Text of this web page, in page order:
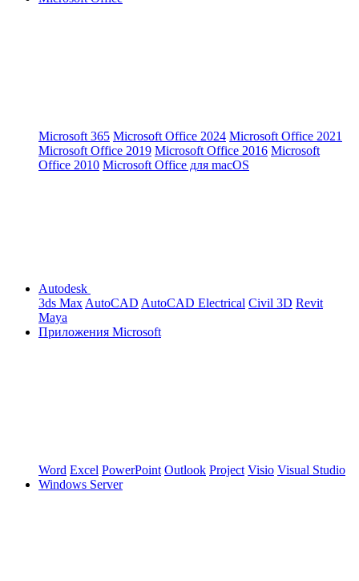
Microsoft 365 Microsoft Office 2024 Microsoft Office 2021
Microsoft Office 2019 Microsoft Office 2016 Microsoft
Office 2010 Microsoft Office для macOS
Autodesk
3ds Max AutoCAD AutoCAD Electrical Civil 3D Revit
Maya
Приложения Microsoft
Word Excel PowerPoint Outlook Project Visio Visual Studio
Windows Server